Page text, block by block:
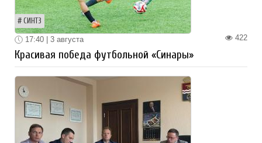
СИНТЗ
422
17:40 | 3 августа
Красивая победа футбольной «Синары»